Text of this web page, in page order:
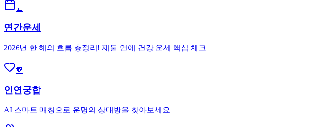
📅
연간운세
2026년 한 해의 흐름 총정리! 재물·연애·건강 운세 핵심 체크
💖
인연궁합
AI 스마트 매칭으로 운명의 상대방을 찾아보세요